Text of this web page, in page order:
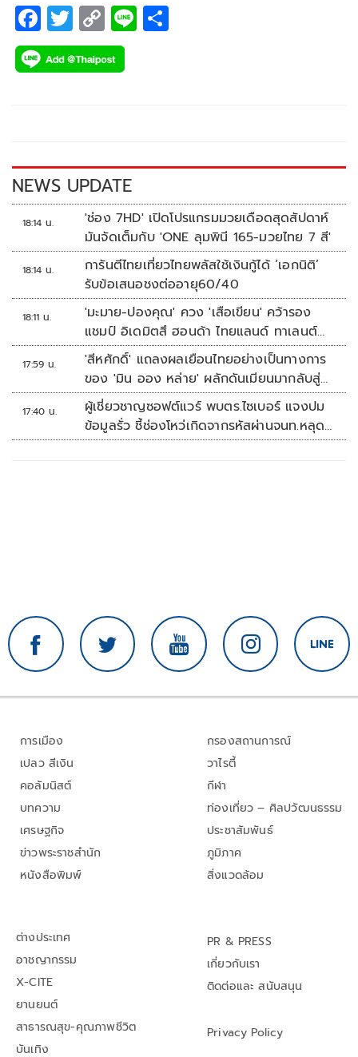
F
ac
e
k
T
wi
tt
C
o
p
k
Li
NEWS UPDATE
18:14 น.
'ช่อง 7HD' เปิดโปรแกรมมวยเดือดสุดสัปดาห์
มันจัดเต็มกับ 'ONE ลุมพินี 165-มวยไทย 7 สี'
18:14 น.
การันตีไทยเที่ยวไทยพลัสใช้เงินกู้ได้ ‘เอกนิติ’
รับข้อเสนอชงต่ออายุ60/40
18:11 น.
'มะมาย-ปองคุณ' ควง 'เสือเขียน' คว้ารอง
แชมป์ อิเดมิตสึ ฮอนด้า ไทยแลนด์ ทาเลนต์
คัพ สนาม 3
17:59 น.
'สีหศักดิ์' แถลงผลเยือนไทยอย่างเป็นทางการ
ของ 'มิน ออง หล่าย' ผลักดันเมียนมากลับสู่
อาเซียน
17:40 น.
ผู้เชี่ยวชาญซอฟต์แวร์ พบตร.ไซเบอร์ แจงปม
ข้อมูลรั่ว ชี้ช่องโหว่เกิดจากรหัสผ่านจนท.หลุด
ไม่ใช่ถูกแฮกระบบ
การเมือง
เปลว สีเงิน
คอลัมนิสต์
บทความ
เศรษฐกิจ
ข่าวพระราชสำนัก
หนังสือพิมพ์
กรองสถานการณ์
วาไรตี้
กีฬา
ท่องเที่ยว – ศิลปวัฒนธรรม
ประชาสัมพันธ์
ภูมิภาค
สิ่งแวดล้อม
ต่างประเทศ
อาชญากรรม
X-CITE
ยานยนต์
สาธารณสุข-คุณภาพชีวิต
บันเทิง
PR & PRESS
เกี่ยวกับเรา
ติดต่อและ สนับสนุน
Privacy Policy